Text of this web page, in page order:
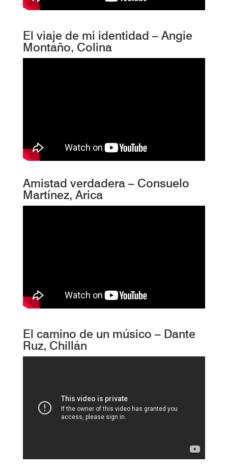
El viaje de mi identidad – Angie
Montaño, Colina
Amistad verdadera – Consuelo
Martínez, Arica
El camino de un músico – Dante
Ruz, Chillán